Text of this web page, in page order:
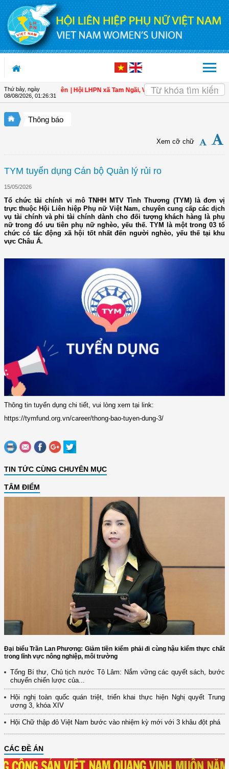
Truy cập nội dung luôn
Thứ bảy, ngày
08/08/2026, 01:26:32
toàn cho hội viên | Hội LHPN xã Tam Ngãi, Vĩnh Long sơ kết công tác Hội
Thông báo
Xem cỡ chữ
TYM tuyển dụng Cán bộ Quản lý rủi ro
15/05/2026
Tổ chức tài chính vi mô TNHH MTV Tình Thương (TYM) là đơn vị
trực thuộc Hội Liên hiệp Phụ nữ Việt Nam, chuyên cung cấp các dịch
vụ tài chính và phi tài chính dành cho đối tượng khách hàng là phụ
nữ trong đó ưu tiên phụ nữ nghèo, yếu thế. TYM là một trong 03 tổ
chức có tác động xã hội tốt nhất đến người nghèo, yếu thế tại khu
vực Châu Á.
Thông tin tuyển dụng chi tiết, vui lòng xem tại link:
https://tymfund.org.vn/career/thong-bao-tuyen-dung-3/
TIN TỨC CÙNG CHUYÊN MỤC
TÂM ĐIỂM
Đại biểu Trần Lan Phương: Giảm tiền kiểm phải đi cùng hậu kiểm thực chất
trong lĩnh vực nông nghiệp, môi trường
Tổng Bí thư, Chủ tịch nước Tô Lâm: Nắm vững các quyết sách, bước
chuyển chiến lược của...
Hội nghị toàn quốc quán triệt, triển khai thực hiện Nghị quyết Trung
ương 3, khóa XIV
Hội Chữ thập đỏ Việt Nam bước vào nhiệm kỳ mới với 3 khâu đột phá
CÁC ĐỀ ÁN